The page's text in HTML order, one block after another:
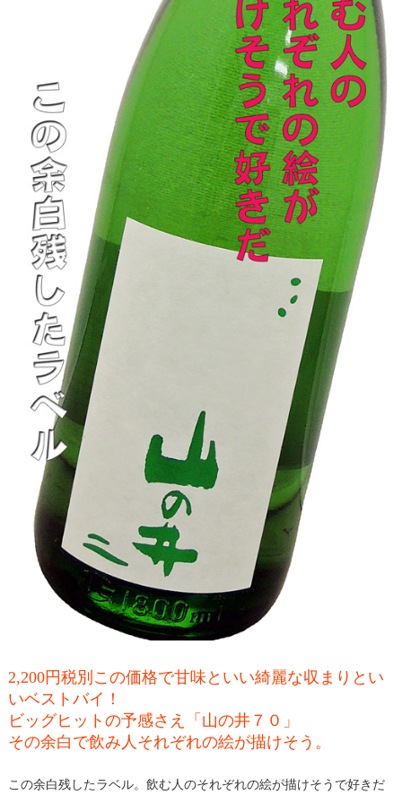
2,200円税別この価格で甘味といい綺麗な収まりとい
いベストバイ！
ビッグヒットの予感さえ「山の井７０」
その余白で飲み人それぞれの絵が描けそう。
この余白残したラベル。飲む人のそれぞれの絵が描けそうで好きだ